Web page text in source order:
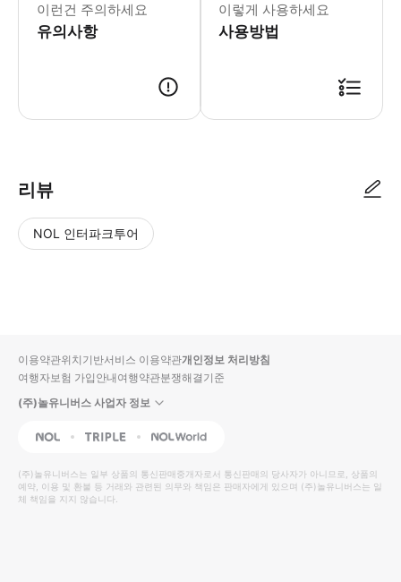
이런건 주의하세요
유의사항
이렇게 사용하세요
사용방법
리뷰
NOL 인터파크투어
입니
다.
높
은
순
동
영
상
순
상
이용약관위치기반서비스 이용약관개인정보 처리방침
여행자보험 가입안내여행약관분쟁해결기준
(주)놀유니버스 사업자 정보
NOL Triple Interpark Global
(주)놀유니버스는 일부 상품의 통신판매중개자로서 통신판매의 당사자가 아니므로, 상품의
예약, 이용 및 환불 등 거래와 관련된 의무와 책임은 판매자에게 있으며 (주)놀유니버스는 일
체 책임을 지지 않습니다.